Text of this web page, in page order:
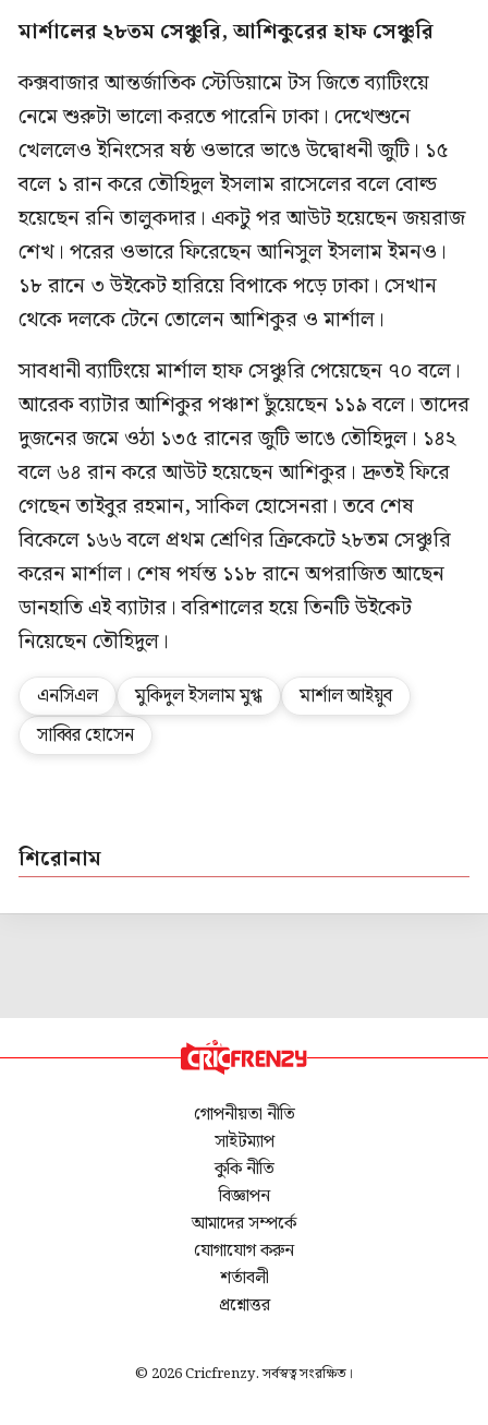
মার্শালের ২৮তম সেঞ্চুরি, আশিকুরের হাফ সেঞ্চুরি
কক্সবাজার আন্তর্জাতিক স্টেডিয়ামে টস জিতে ব্যাটিংয়ে
নেমে শুরুটা ভালো করতে পারেনি ঢাকা। দেখেশুনে
খেললেও ইনিংসের ষষ্ঠ ওভারে ভাঙে উদ্বোধনী জুটি। ১৫
বলে ১ রান করে তৌহিদুল ইসলাম রাসেলের বলে বোল্ড
হয়েছেন রনি তালুকদার। একটু পর আউট হয়েছেন জয়রাজ
শেখ। পরের ওভারে ফিরেছেন আনিসুল ইসলাম ইমনও।
১৮ রানে ৩ উইকেট হারিয়ে বিপাকে পড়ে ঢাকা। সেখান
থেকে দলকে টেনে তোলেন আশিকুর ও মার্শাল।
সাবধানী ব্যাটিংয়ে মার্শাল হাফ সেঞ্চুরি পেয়েছেন ৭০ বলে।
আরেক ব্যাটার আশিকুর পঞ্চাশ ছুঁয়েছেন ১১৯ বলে। তাদের
দুজনের জমে ওঠা ১৩৫ রানের জুটি ভাঙে তৌহিদুল। ১৪২
বলে ৬৪ রান করে আউট হয়েছেন আশিকুর। দ্রুতই ফিরে
গেছেন তাইবুর রহমান, সাকিল হোসেনরা। তবে শেষ
বিকেলে ১৬৬ বলে প্রথম শ্রেণির ক্রিকেটে ২৮তম সেঞ্চুরি
করেন মার্শাল। শেষ পর্যন্ত ১১৮ রানে অপরাজিত আছেন
ডানহাতি এই ব্যাটার। বরিশালের হয়ে তিনটি উইকেট
নিয়েছেন তৌহিদুল।
এনসিএল মুকিদুল ইসলাম মুগ্ধ
মার্শাল আইয়ুব
সাব্বির হোসেন
শিরোনাম
গোপনীয়তা নীতি
সাইটম্যাপ
কুকি নীতি
বিজ্ঞাপন
আমাদের সম্পর্কে
যোগাযোগ করুন
শর্তাবলী
প্রশ্নোত্তর
© 2026 Cricfrenzy. সর্বস্বত্ব সংরক্ষিত।